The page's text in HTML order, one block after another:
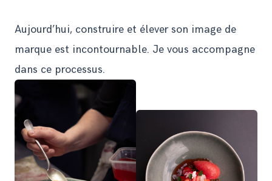
Aujourd’hui, construire et élever son image de
marque est incontournable. Je vous accompagne
dans ce processus.